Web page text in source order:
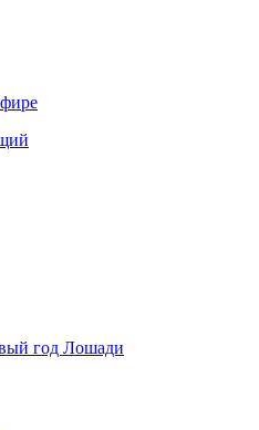
год Лошади